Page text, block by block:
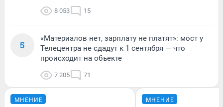
8 053 15
5
«Материалов нет, зарплату не платят»: мост у
Телецентра не сдадут к 1 сентября — что
происходит на объекте
7 205 71
МНЕНИЕ МНЕНИЕ